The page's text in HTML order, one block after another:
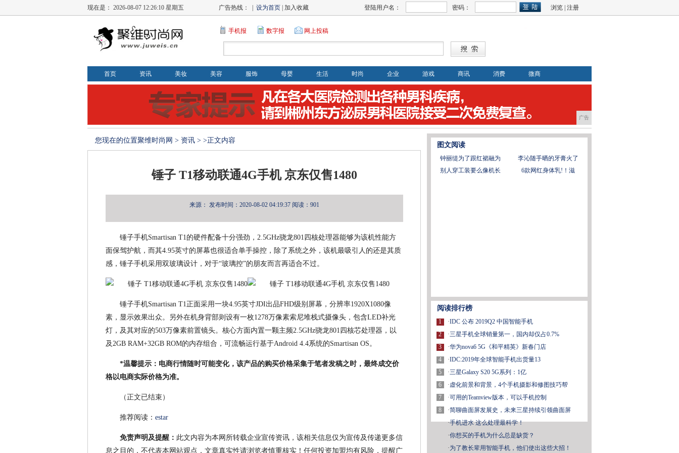
现在是： 2026-08-07 12:26:10 星期五 广告热线： | 设为首页 | 加入收藏 登陆用户名： 密码： 浏览 注册
手机报 数字报 网上投稿
首页 资讯 美妆 美容 服饰 母婴 生活 时尚 企业 游戏 商讯 消费 微商
广告
您现在的位置聚维时尚网 > 资讯 > >正文内容
锤子 T1移动联通4G手机 京东仅售1480
来源： 发布时间：2020-08-02 04:19:37 阅读：901
锤子手机Smartisan T1的硬件配备十分强劲，2.5GHz骁龙801四核处理器能够为该机性能方
面保驾护航，而其4.95英寸的屏幕也很适合单手操控，除了系统之外，该机最吸引人的还是其质
感，锤子手机采用双玻璃设计，对于“玻璃控”的朋友而言再适合不过。
锤子手机Smartisan T1正面采用一块4.95英寸JDI出品FHD级别屏幕，分辨率1920X1080像
素，显示效果出众。另外在机身背部则设有一枚1278万像素索尼堆栈式摄像头，包含LED补光
灯，及其对应的503万像素前置镜头。核心方面内置一颗主频2.5GHz骁龙801四核芯处理器，以
及2GB RAM+32GB ROM的内存组合，可流畅运行基于Android 4.4系统的Smartisan OS。
*温馨提示 ：电商行情随时可能变化，该产品的购买价格采集于笔者发稿之时，最终成交价
格以电商实际价格为准。
（正文已结束）
推荐阅读： estar
免责声明及提醒： 此文内容为本网所转载企业宣传资讯，该相关信息仅为宣传及传递更多信
息之目的，不代表本网站观点，文章真实性请浏览者慎重核实！任何投资加盟均有风险，提醒广
图文阅读
钟丽缇为了跟红裙融为
李沁随手晒的牙膏火了
别人穿工装要么像机长
6款网红身体乳!！滋
阅读排行榜
1
2
3
4
5
6
7
8
·IDC 公布 2019Q2 中国智能手机
·三星手机全球销量第一，国内却仅占0.7%
·华为nova6 5G《和平精英》新春门店
·IDC:2019年全球智能手机出货量13
·三星Galaxy S20 5G系列：1亿
·虚化前景和背景，4个手机摄影和修图技巧帮
·可用的Teamview版本，可以手机控制
·简聊曲面屏发展史，未来三星持续引领曲面屏
·手机进水 这么处理最科学！
·你想买的手机为什么总是缺货？
·为了教长辈用智能手机，他们使出这些大招！